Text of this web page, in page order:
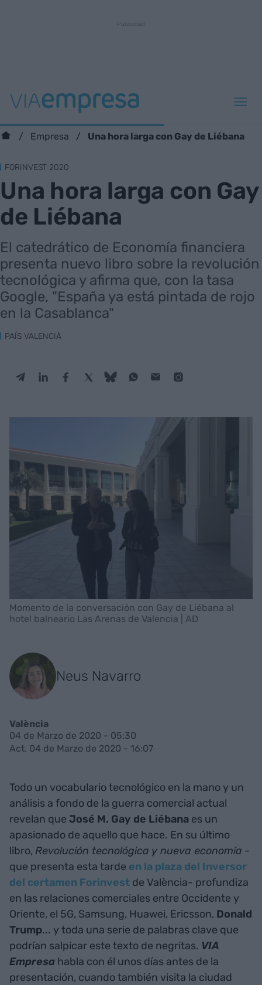
Empresa Una hora larga con Gay de Liébana
FORINVEST 2020
Una hora larga con Gay
de Liébana
El catedrático de Economía financiera
presenta nuevo libro sobre la revolución
tecnológica y afirma que, con la tasa
Google, "España ya está pintada de rojo
en la Casablanca"
PAÍS VALENCIÀ
Momento de la conversación con Gay de Liébana al
hotel balneario Las Arenas de Valencia | AD
Neus Navarro
València
04 de Marzo de 2020 - 05:30
Act. 04 de Marzo de 2020 - 16:07
Todo un vocabulario tecnológico en la mano y un
análisis a fondo de la guerra comercial actual
revelan que José M. Gay de Liébana es un
apasionado de aquello que hace. En su último
libro, Revolución tecnológica y nueva economía -
que presenta esta tarde en la plaza del Inversor
del certamen Forinvest de València- profundiza
en las relaciones comerciales entre Occidente y
Oriente, el 5G, Samsung, Huawei, Ericsson, Donald
Trump... y toda una serie de palabras clave que
podrían salpicar este texto de negritas. VIA
Empresa habla con él unos días antes de la
presentación, cuando también visita la ciudad